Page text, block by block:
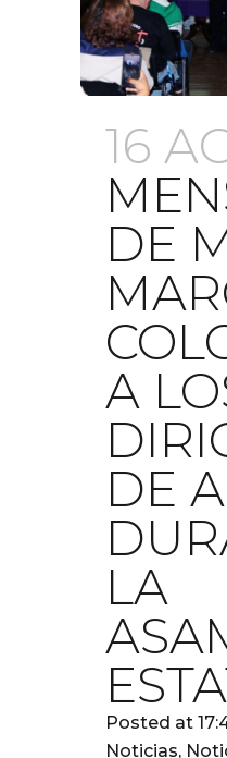
16
DE
A
DE
LA
Posted at
Noticias,